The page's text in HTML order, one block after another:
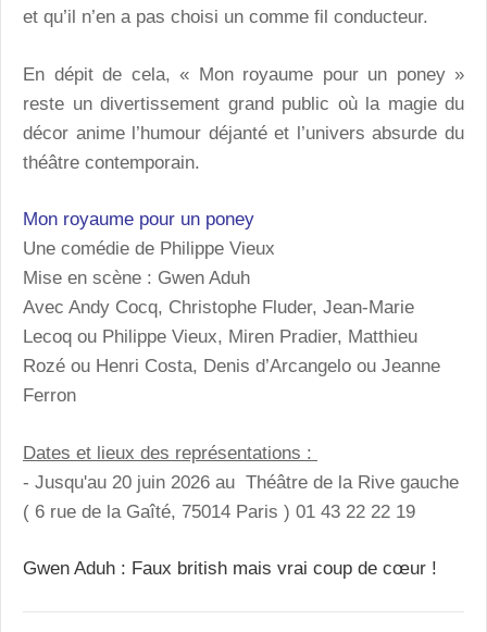
et qu’il n’en a pas choisi un comme fil conducteur.
En dépit de cela, « Mon royaume pour un poney »
reste un divertissement grand public où la magie du
décor anime l’humour déjanté et l’univers absurde du
théâtre contemporain.
Mon royaume pour un poney
Une comédie de Philippe Vieux
Mise en scène : Gwen Aduh
Avec Andy Cocq, Christophe Fluder, Jean-Marie
Lecoq ou Philippe Vieux, Miren Pradier, Matthieu
Rozé ou Henri Costa, Denis d’Arcangelo ou Jeanne
Ferron
Dates et lieux des représentations :
- Jusqu'au 20 juin 2026 au Théâtre de la Rive gauche
( 6 rue de la Gaîté, 75014 Paris ) 01 43 22 22 19
Gwen Aduh : Faux british mais vrai coup de cœur !